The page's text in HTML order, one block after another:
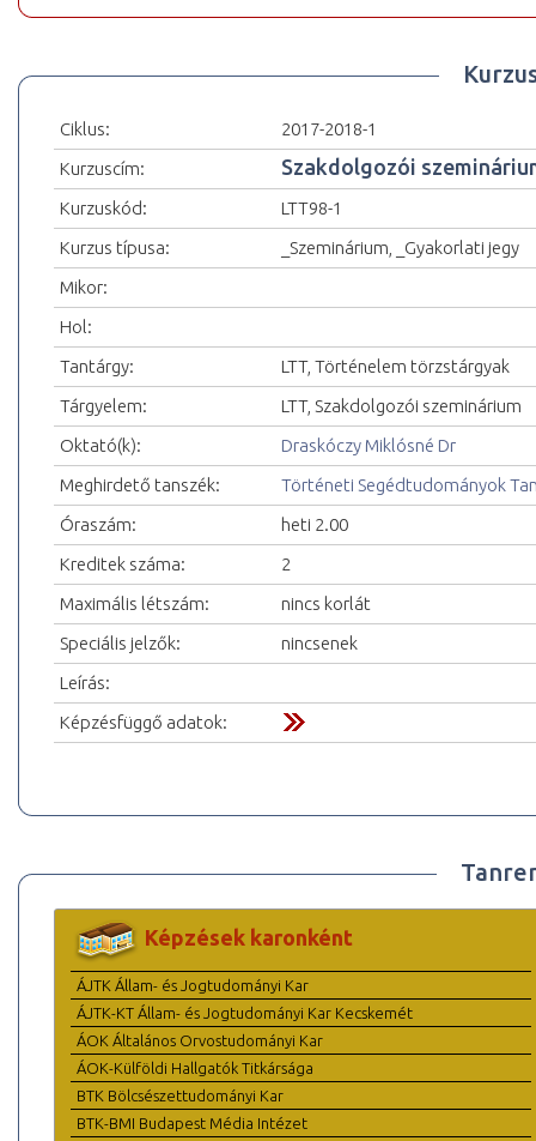
Ciklus:
2017-2018-1
Kurzuscím:
Szakdolgozói
Kurzuskód:
LTT98-1
Kurzus típusa:
_Szeminárium, _Gyakorlati jegy
Mikor:
Hol:
Tantárgy:
LTT, Történelem törzstárgyak
Tárgyelem:
LTT, Szakdolgozói szeminárium
Oktató(k):
Draskóczy Miklósné Dr
Meghirdető tanszék:
Történeti Segédtudományok
Óraszám:
heti 2.00
Kreditek száma:
2
Maximális létszám:
nincs korlát
Speciális jelzők:
nincsenek
Leírás:
Képzésfüggő adatok:
Képzések karonként
ÁJTK Állam- és Jogtudományi Kar
ÁJTK-KT Állam- és Jogtudományi Kar Kecskemét
ÁOK Általános Orvostudományi Kar
ÁOK-Külföldi Hallgatók Titkársága
BTK Bölcsészettudományi Kar
BTK-BMI Budapest Média Intézet